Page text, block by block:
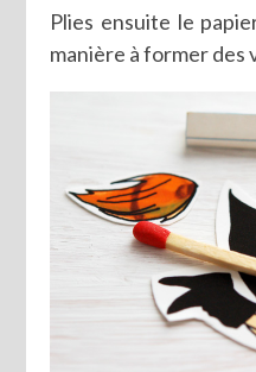
Plies ensuite le
manière à former des